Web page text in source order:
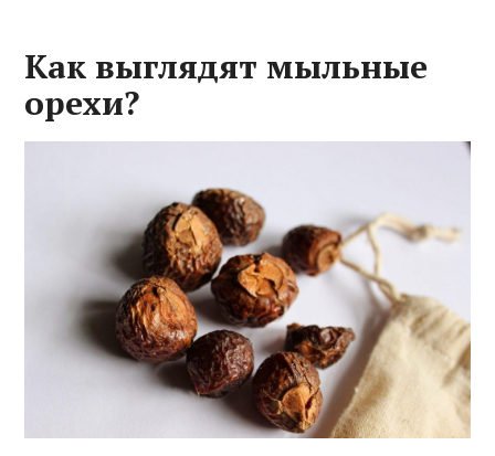
Как выглядят мыльные
орехи?